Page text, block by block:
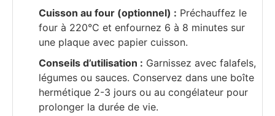
Cuisson au four (optionnel) : Préchauffez le
four à 220°C et enfournez 6 à 8 minutes sur
une plaque avec papier cuisson.
Conseils d’utilisation : Garnissez avec falafels,
légumes ou sauces. Conservez dans une boîte
hermétique 2-3 jours ou au congélateur pour
prolonger la durée de vie.